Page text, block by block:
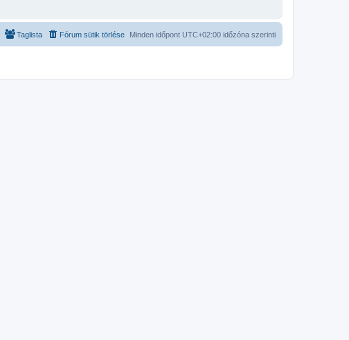
Minden időpont UTC+02:00 időzóna szerinti
Fórum sütik törlése
Taglista